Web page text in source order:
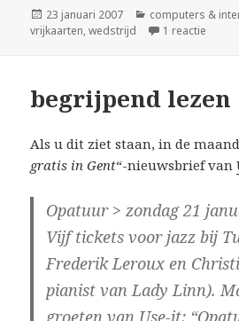
Geplaatst
op
23 januari 2007 Categorieën
computers &
vrijkaarten,wedstrijd 1 reactie
begrijpend lezen
Als u dit ziet staan, in de
gratis in Gent“-nieuwsbrief van
Opatuur > zondag 21
Vijf tickets voor jazz bij
Frederik Leroux en
pianist van Lady Linn).
groeten van Use-it: